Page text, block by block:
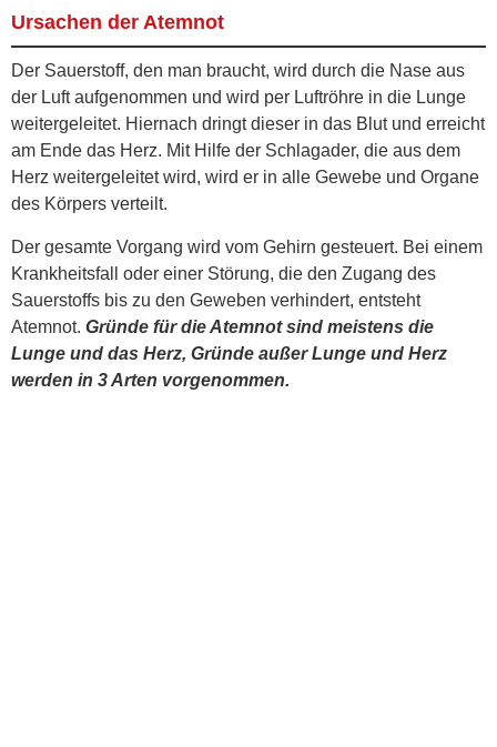
Ursachen der Atemnot
Der Sauerstoff, den man braucht, wird durch die Nase aus
der Luft aufgenommen und wird per Luftröhre in die Lunge
weitergeleitet. Hiernach dringt dieser in das Blut und erreicht
am Ende das Herz. Mit Hilfe der Schlagader, die aus dem
Herz weitergeleitet wird, wird er in alle Gewebe und Organe
des Körpers verteilt.
Der gesamte Vorgang wird vom Gehirn gesteuert. Bei einem
Krankheitsfall oder einer Störung, die den Zugang des
Sauerstoffs bis zu den Geweben verhindert, entsteht
Atemnot. Gründe für die Atemnot sind meistens die
Lunge und das Herz, Gründe außer Lunge und Herz
werden in 3 Arten vorgenommen.